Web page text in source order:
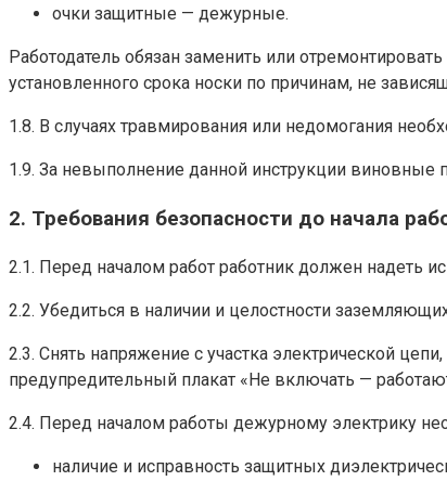
очки защитные — дежурные.
Работодатель обязан заменить или
установленного срока носки по причинам, не
1.8. В случаях травмирования или недомогания
1.9. За невыполнение данной инструкции виновные
2. Требования безопасности до начала
2.1. Перед началом работ работник должен надеть
2.2. Убедиться в наличии и целостности
2.3. Снять напряжение с участка электрической
предупредительный плакат «Не включать —
2.4. Перед началом работы дежурному электрику
наличие и исправность защитных